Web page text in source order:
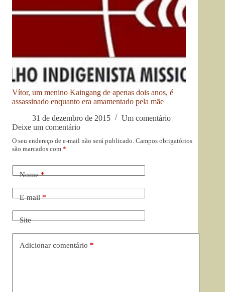
Vítor, um menino Kaingang de apenas dois anos, é
assassinado enquanto era amamentado pela mãe
31 de dezembro de 2015
Um comentário
Deixe um comentário
O seu endereço de e-mail não será publicado. Campos obrigatórios
são marcados com *
Nome*
E-mail*
Site
Adicionar comentário *